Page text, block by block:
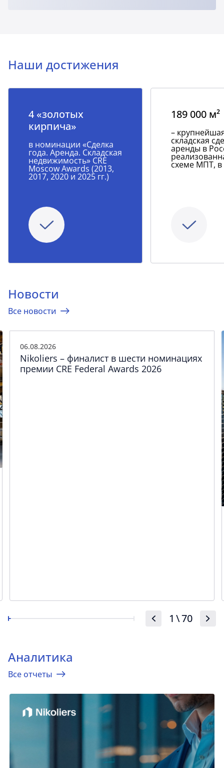
Наши достижения
4 «золотых
кирпича»
в номинации «Сделка
года. Аренда. Складская
недвижимость» CRE
Moscow Awards (2013,
2017, 2020 и 2025 гг.)
189 000 м²
–
складская
аренды в
схеме МПТ, в
Новости
Все новости
06.08.2026
Nikoliers – финалист в шести номинациях
премии CRE Federal Awards 2026
1 \70
Аналитика
Все отчеты